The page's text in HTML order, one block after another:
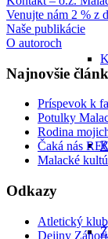
Venujte nám 2 % z
Naše publikácie
O autoroch
Najnovšie
Príspevok k
Potulky
Rodina
Čaká nás
Malacké
Odkazy
Atletický
Dejiny